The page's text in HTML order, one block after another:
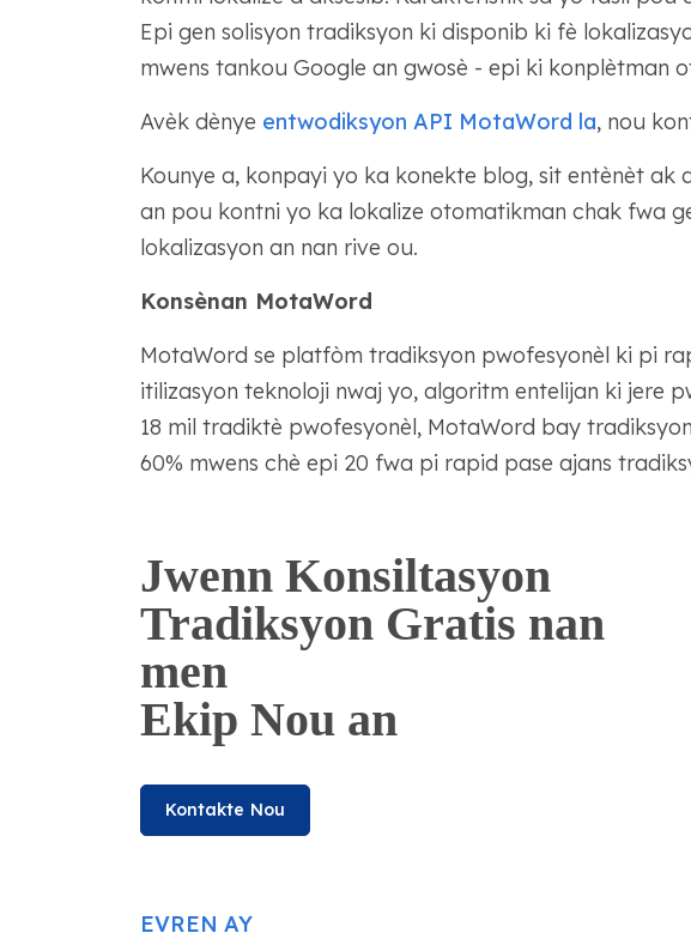
Epi gen solisyon tradiksyon ki disponib ki fè
mwens tankou Google an gwosè - epi ki konplètman
Avèk dènye entwodiksyon API MotaWord la, nou
Kounye a, konpayi yo ka konekte blog, sit entènèt
an pou kontni yo ka lokalize otomatikman chak fwa
lokalizasyon an nan rive ou.
Konsènan MotaWord
MotaWord se platfòm tradiksyon pwofesyonèl ki pi
itilizasyon teknoloji nwaj yo, algoritm entelijan ki jere
18 mil tradiktè pwofesyonèl, MotaWord bay
60% mwens chè epi 20 fwa pi rapid pase ajans
Jwenn Konsiltasyon
Tradiksyon Gratis nan
men
Ekip Nou an
Kontakte Nou
EVREN AY